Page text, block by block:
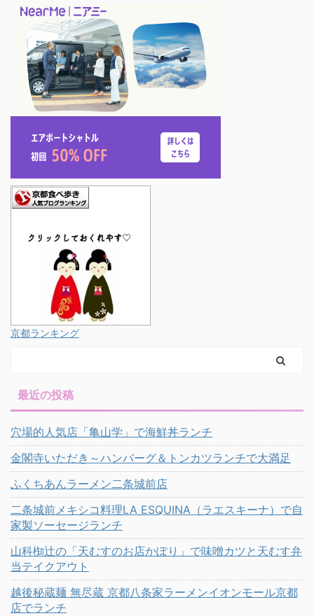
京都ランキング
最近の投稿
穴場的人気店「亀山学」で海鮮丼ランチ
金閣寺いただき～ハンバーグ＆トンカツランチで大満足
ふくちあんラーメン二条城前店
二条城前メキシコ料理LA ESQUINA（ラエスキーナ）で自
家製ソーセージランチ
山科椥辻の「天むすのお店かぽり」で味噌カツと天むす弁
当テイクアウト
越後秘蔵麺 無尽蔵 京都八条家ラーメンイオンモール京都
店でランチ